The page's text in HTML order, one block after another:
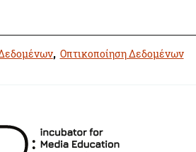
, Οπτικοποίηση Δεδομένων